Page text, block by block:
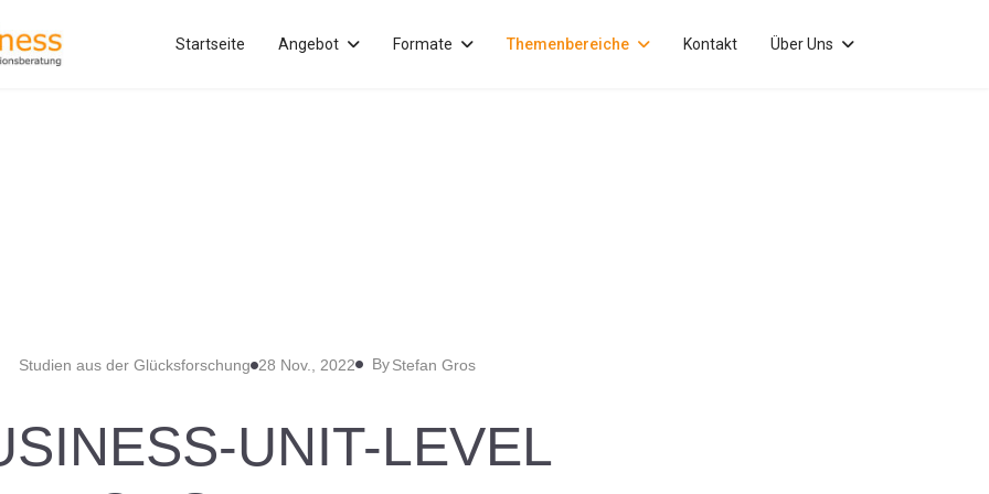
Startseite Angebot Formate Themenbereiche Kontakt Über Uns
Studien aus der Glücksforschung 28 Nov., 2022 ByStefan Gros
UNIT-LEVEL